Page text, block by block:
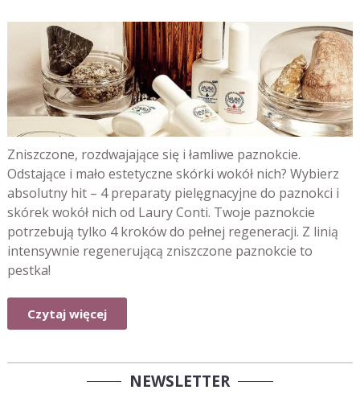
Zniszczone, rozdwajające się i łamliwe paznokcie.
Odstające i mało estetyczne skórki wokół nich? Wybierz
absolutny hit – 4 preparaty pielęgnacyjne do paznokci i
skórek wokół nich od Laury Conti. Twoje paznokcie
potrzebują tylko 4 kroków do pełnej regeneracji. Z linią
intensywnie regenerującą zniszczone paznokcie to
pestka!
Czytaj więcej
NEWSLETTER